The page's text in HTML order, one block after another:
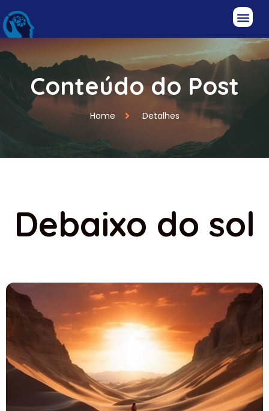
Conteúdo do Post
Home Detalhes
Debaixo do sol